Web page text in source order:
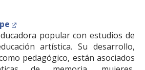
popular con estudios de
artística. Su desarrollo,
pedagógico, están asociados